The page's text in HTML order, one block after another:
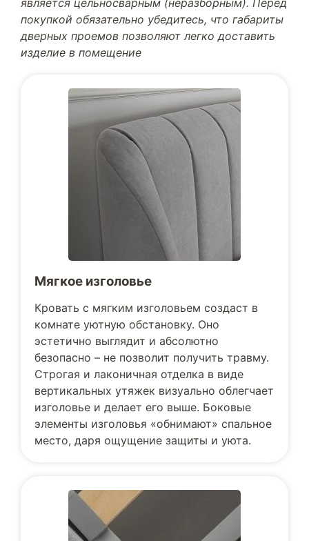
является цельносварным (неразборным). Перед
покупкой обязательно убедитесь, что габариты
дверных проемов позволяют легко доставить
изделие в помещение
Мягкое изголовье
Кровать с мягким изголовьем создаст в
комнате уютную обстановку. Оно
эстетично выглядит и абсолютно
безопасно – не позволит получить травму.
Строгая и лаконичная отделка в виде
вертикальных утяжек визуально облегчает
изголовье и делает его выше. Боковые
элементы изголовья «обнимают» спальное
место, даря ощущение защиты и уюта.